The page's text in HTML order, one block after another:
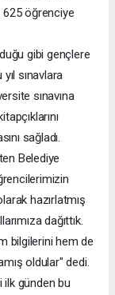
625 öğrenciye
gibi gençlere
sınavlara
sınavına
sağladı.
Belediye
hazırlatmış
dağıttık.
bilgilerini hem de
oldular" dedi.
ilk günden bu